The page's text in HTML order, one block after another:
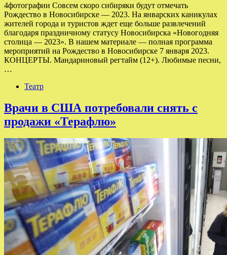
4фотографии Совсем скоро сибиряки будут отмечать
Рождество в Новосибирске — 2023. На январских каникулах
жителей города и туристов ждет еще больше развлечений
благодаря праздничному статусу Новосибирска «Новогодняя
столица — 2023». В нашем материале — полная программа
мероприятий на Рождество в Новосибирске 7 января 2023.
КОНЦЕРТЫ. Мандариновый регтайм (12+). Любимые песни,
…
Театр
Врачи в США потребовали снять с
продажи «Терафлю»